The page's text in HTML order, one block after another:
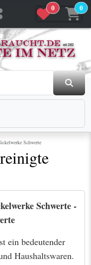
0 0
Schwerte
Schwerte -
ein bedeutender
Haushaltswaren.